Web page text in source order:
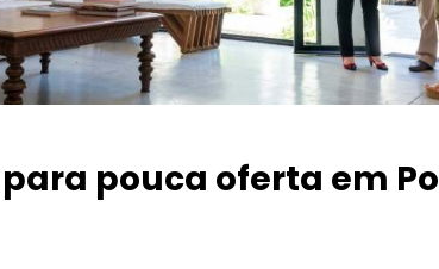
pouca oferta em